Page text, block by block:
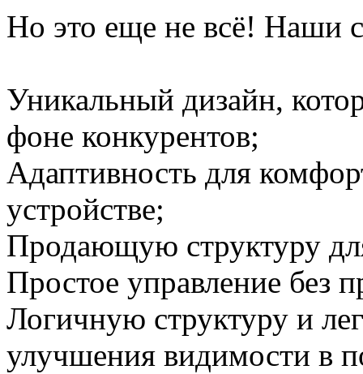
Но это еще не всё! Наши
Уникальный дизайн,
фоне конкурентов;
Адаптивность для
устройстве;
Продающую структуру
Простое управление без
Логичную структуру и
улучшения видимости в